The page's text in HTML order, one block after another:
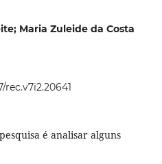
Maria Zuleide da Costa
rec.v7i2.20641
é analisar alguns